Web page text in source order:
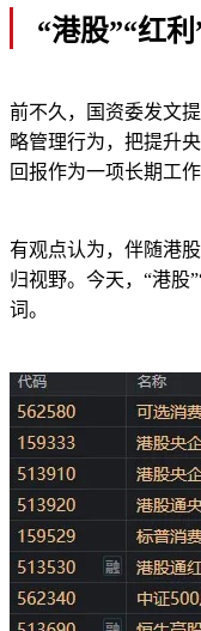
“港股”“红利
前不久，国资委发文
略管理行为，把提升
回报作为一项长期工作
有观点认为，伴随港
归视野。今天，“港股
词。